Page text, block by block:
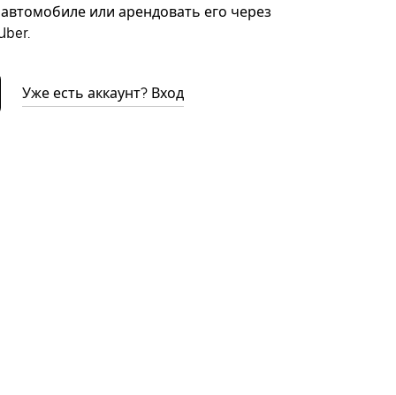
или арендовать его через
Уже есть аккаунт? Вход